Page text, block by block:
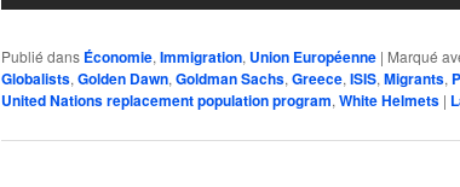
Publié dans Économie, Immigration, Union Européenne | Marqué
Globalists, Golden Dawn, Goldman Sachs, Greece, ISIS, Migrants,
United Nations replacement population program, White Helmets |